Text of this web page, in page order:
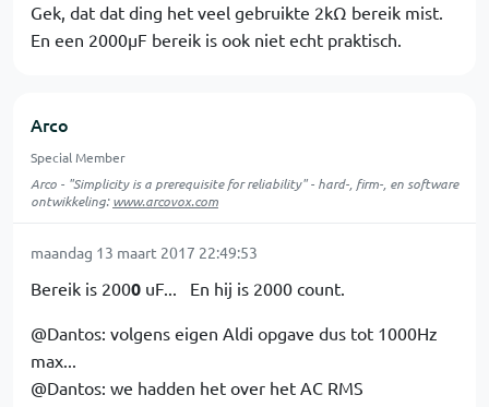
Gek, dat dat ding het veel gebruikte 2kΩ bereik mist.
En een 2000µF bereik is ook niet echt praktisch.
Arco
Special Member
Arco - "Simplicity is a prerequisite for reliability" - hard-, firm-, en software
ontwikkeling:www.arcovox.com
maandag 13 maart 2017 22:49:53
Bereik is 2000 uF... En hij is 2000 count.
@Dantos: volgens eigen Aldi opgave dus tot 1000Hz
max...
@Dantos: we hadden het over het AC RMS